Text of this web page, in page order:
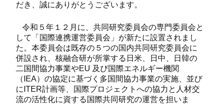
だき、誠にありがとうございます。
令和５年１２月に、共同研究委員会の専門委員会と
して「国際連携運営委員会」が新たに設置されまし
た。本委員会は既存の５つの国内共同研究委員会に
併設され、核融合研が所掌する日米、日中、日韓の
二国間協力事業やEU 及び国際エネルギー機関
（IEA）の協定に基づく多国間協力事業の実施、並び
にITER計画等、国際プロジェクトへの協力と人材交
流の活性化に資する国際共同研究の運営を担いま